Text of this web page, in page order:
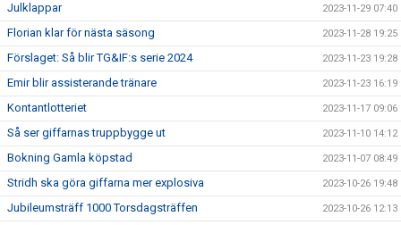
Julklappar 2023-11-29 07:40
Florian klar för nästa säsong 2023-11-28 19:25
Förslaget: Så blir TG&IF:s serie 2024 2023-11-23 19:28
Emir blir assisterande tränare 2023-11-23 16:19
Kontantlotteriet 2023-11-17 09:06
Så ser giffarnas truppbygge ut 2023-11-10 14:12
Bokning Gamla köpstad 2023-11-07 08:49
Stridh ska göra giffarna mer explosiva 2023-10-26 19:48
Jubileumsträff 1000 Torsdagsträffen 2023-10-26 12:13